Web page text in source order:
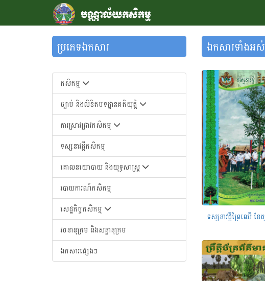
ប្រភេទឯកសារ
កសិកម្ម
ច្បាប់ និងលិខិតបទដ្ឋានគតិយុត្តិ
ការស្រាវជ្រាវកសិកម្ម
ទស្សនាវដ្តីកសិកម្ម
គោលនយោបាយ និងយុទ្ធសាស្រ្ត
របាយការណ៍កសិកម្ម
សេដ្ឋកិច្ចកសិកម្ម
វចនានុក្រម និងសន្ទានុក្រម
ឯកសារផ្សេងៗ
ឯកសារទាំងអស់